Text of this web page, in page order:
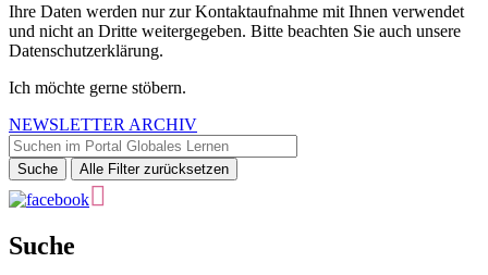
Ihre Daten werden nur zur Kontaktaufnahme mit Ihnen verwendet
und nicht an Dritte weitergegeben. Bitte beachten Sie auch unsere
Datenschutzerklärung.
Ich möchte gerne stöbern.
NEWSLETTER ARCHIV
Suche